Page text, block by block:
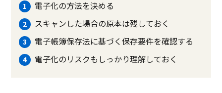
電子化の方法を決める
スキャンした場合の原本は残しておく
電子帳簿保存法に基づく保存要件を確認する
電子化のリスクもしっかり理解しておく